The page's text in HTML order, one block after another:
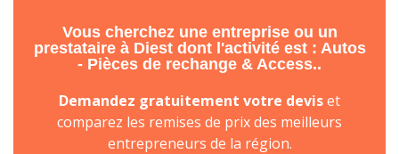
Vous cherchez une entreprise ou un
prestataire à Diest dont l'activité est : Autos
- Pièces de rechange & Access..
Demandez gratuitement votre deviset
comparez les remises de prix des meilleurs
entrepreneurs de la région.